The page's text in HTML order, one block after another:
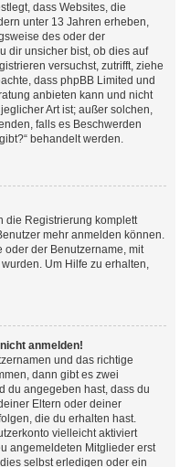
dass Websites, die
unter 13 Jahren erheben,
des oder der
dir unsicher bist, ob dies auf
versuchst, zutrifft, ziehe
dass phpBB Limited und
anbieten kann und nicht
Art ist; außer solchen,
falls es Beschwerden
behandelt werden.
die Registrierung komplett
mehr anmelden können.
oder der Benutzername, mit
Um Hilfe zu erhalten,
anmelden!
und das richtige
dann gibt es zwei
du angegeben hast, dass du
Eltern oder deiner
die du erhalten hast.
vielleicht aktiviert
angemeldeten Mitglieder erst
selbst erledigen oder ein